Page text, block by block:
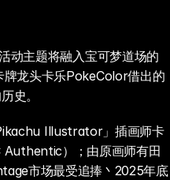
动主题将融入宝可梦道场的
牌龙头卡乐PokeColor借出的
史。
Illustrator」插画师卡
Authentic）；由原画师有田
市场最受追捧丶2025年底